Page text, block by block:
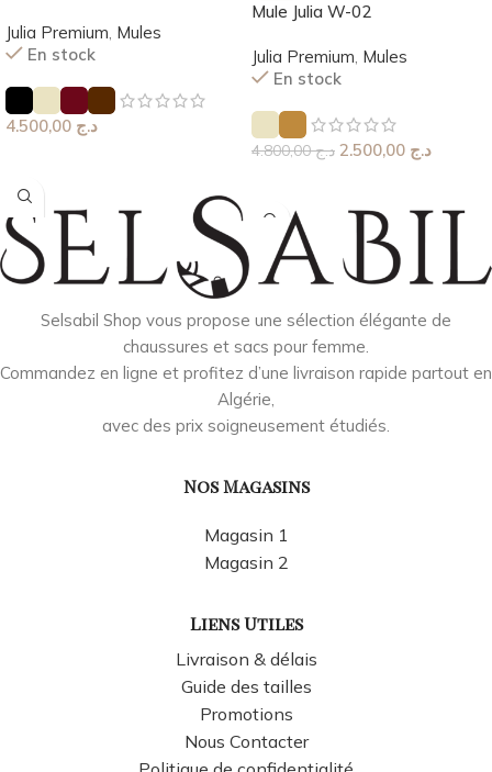
Julia Premium, Mules
En stock
د.ج
Mule Julia W-02
Julia Premium, Mules
En stock
د.ج4.800,00 د.ج
Selsabil Shop vous propose une sélection élégante de
chaussures et sacs pour femme.
Commandez en ligne et profitez d’une livraison rapide partout en
Algérie,
avec des prix soigneusement étudiés.
Nos Magasins
Magasin 1
Magasin 2
Liens Utiles
Livraison & délais
Guide des tailles
Promotions
Nous Contacter